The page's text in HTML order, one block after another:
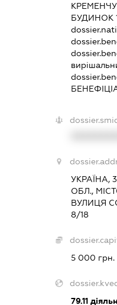
БУДИНОК
УКРАЇНА,
ОБЛ.,
ВУЛИЦЯ
8/18
5 000 грн.
79.11